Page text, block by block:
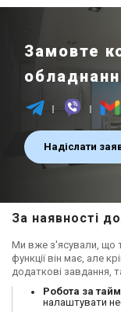
Замовте
Надіслати
За наявності
Ми вже з'ясували, що
функції він має, але
додаткові завдання,
Робота за
налаштувати